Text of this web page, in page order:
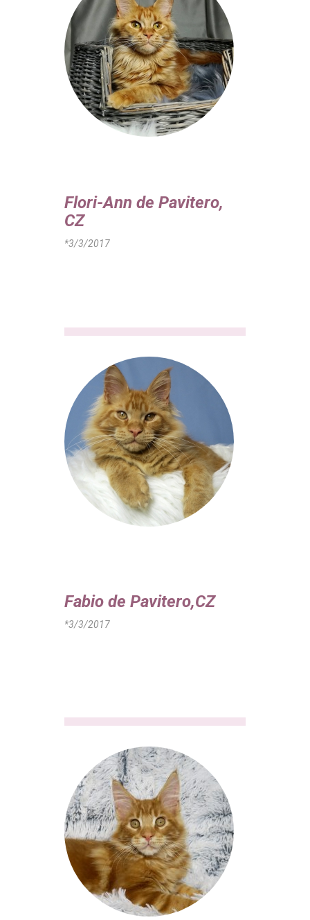
Flori-Ann de Pavitero,
CZ
*3/3/2017
Fabio de Pavitero,CZ
*3/3/2017